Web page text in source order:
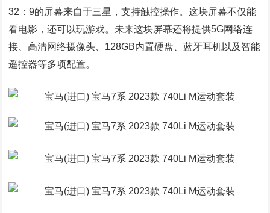
32：9的屏幕来自于三星，支持触控操作。这块屏幕不仅能
看电影，还可以玩游戏。未来这块屏幕还将提供5G网络连
接、高清网络摄像头、128GB内置硬盘、蓝牙耳机以及智能
遥控器等多项配置。